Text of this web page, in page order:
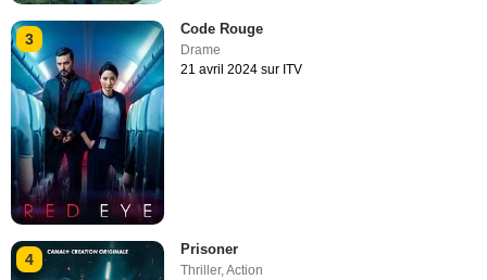
3
Code Rouge
Drame
21 avril 2024 sur ITV
4
Prisoner
Thriller,Action